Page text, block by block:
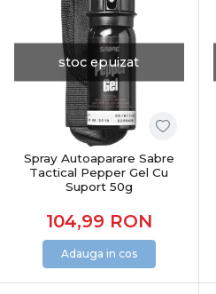
stoc epuizat
Spray Autoaparare Sabre
Tactical Pepper Gel Cu
Suport 50g
104,99 RON
Adauga in cos